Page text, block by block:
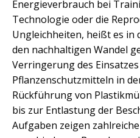
Energieverbrauch bei
Technologie oder die
Ungleichheiten, heißt es in
den nachhaltigen Wandel
Verringerung des
Pflanzenschutzmitteln in
Rückführung von
bis zur Entlastung der
Aufgaben zeigen